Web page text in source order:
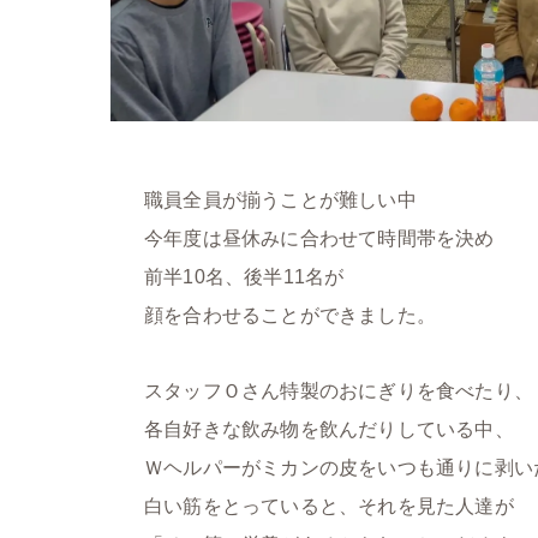
職員全員が揃うことが難しい中
今年度は昼休みに合わせて時間帯を決め
前半10名、後半11名が
顔を合わせることができました。
スタッフＯさん特製のおにぎりを食べたり、
各自好きな飲み物を飲んだりしている中、
Ｗヘルパーがミカンの皮をいつも通りに剥い
白い筋をとっていると、それを見た人達が